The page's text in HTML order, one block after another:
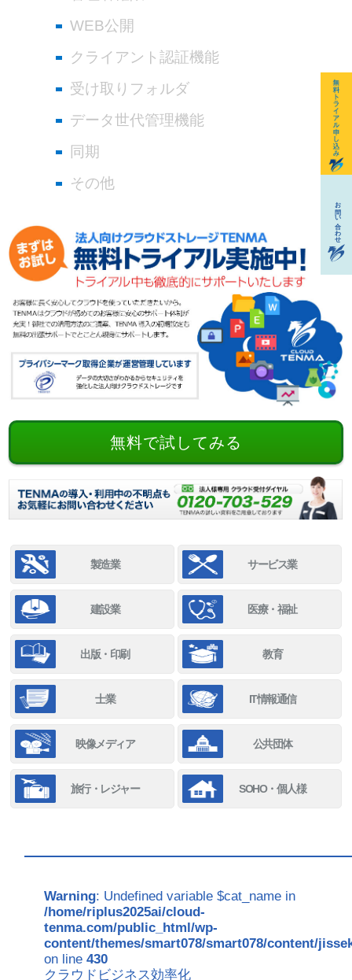
WEB公開
クライアント認証機能
受け取りフォルダ
データ世代管理機能
同期
その他
無料で試してみる
製造業 サービス業
建設業 医療・福祉
出版・印刷 教育
士業 IT情報通信
映像メディア 公共団体
旅行・レジャー SOHO・個人様
Warning: Undefined variable $cat_name in
/home/riplus2025ai/cloud-
tenma.com/public_html/wp-
content/themes/smart078/smart078/content/
on line430
クラウドビジネス効率化